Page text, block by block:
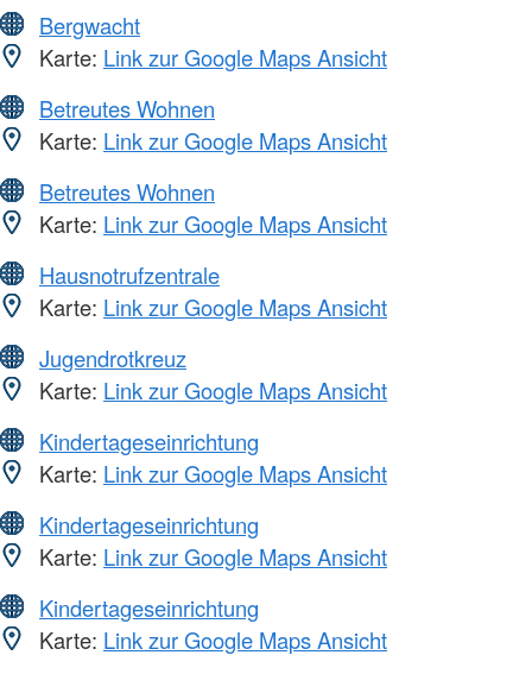
Bergwacht
Karte: Link zur Google Maps Ansicht
Betreutes Wohnen
Karte: Link zur Google Maps Ansicht
Betreutes Wohnen
Karte: Link zur Google Maps Ansicht
Hausnotrufzentrale
Karte: Link zur Google Maps Ansicht
Jugendrotkreuz
Karte: Link zur Google Maps Ansicht
Kindertageseinrichtung
Karte: Link zur Google Maps Ansicht
Kindertageseinrichtung
Karte: Link zur Google Maps Ansicht
Kindertageseinrichtung
Karte: Link zur Google Maps Ansicht